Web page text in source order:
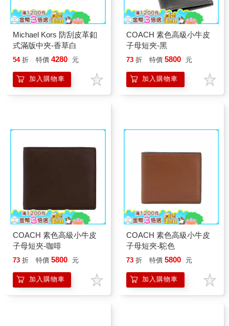
Michael Kors 防刮皮革釦
式滿版中夾-香草白
54 折 特價 4280 元
加入購物車
COACH 素色高級小牛皮
子母短夾-黑
73 折 特價 5800 元
加入購物車
COACH 素色高級小牛皮
子母短夾-咖啡
73 折 特價 5800 元
加入購物車
COACH 素色高級小牛皮
子母短夾-駝色
73 折 特價 5800 元
加入購物車